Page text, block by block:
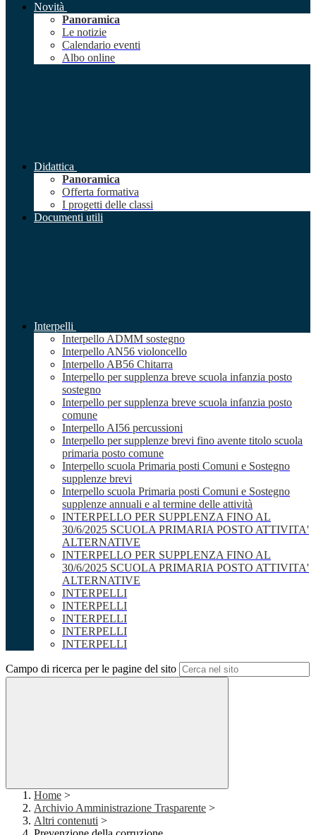
Novità
Panoramica
Le notizie
Calendario eventi
Albo online
Didattica
Panoramica
Offerta formativa
I progetti delle classi
Documenti utili
Interpelli
Interpello ADMM sostegno
Interpello AN56 violoncello
Interpello AB56 Chitarra
Interpello per supplenza breve scuola infanzia posto
sostegno
Interpello per supplenza breve scuola infanzia posto
comune
Interpello AI56 percussioni
Interpello per supplenze brevi fino avente titolo scuola
primaria posto comune
Interpello scuola Primaria posti Comuni e Sostegno
supplenze brevi
Interpello scuola Primaria posti Comuni e Sostegno
supplenze annuali e al termine delle attività
INTERPELLO PER SUPPLENZA FINO AL
30/6/2025 SCUOLA PRIMARIA POSTO ATTIVITA'
ALTERNATIVE
INTERPELLO PER SUPPLENZA FINO AL
30/6/2025 SCUOLA PRIMARIA POSTO ATTIVITA'
ALTERNATIVE
INTERPELLI
INTERPELLI
INTERPELLI
INTERPELLI
INTERPELLI
Campo di ricerca per le pagine del sito
Home >
Archivio Amministrazione Trasparente >
Altri contenuti >